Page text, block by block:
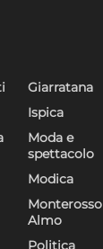
Giarratana
Ispica
Moda e
spettacolo
Modica
Monterosso
Almo
Politica